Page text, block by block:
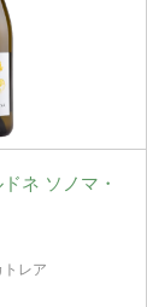
ネ ソノマ・
レア